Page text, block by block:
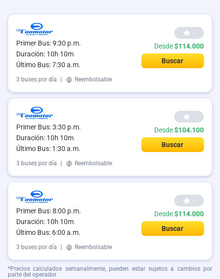
Primer Bus: 9:30 p.m.
Duración: 10h 10m
Último Bus: 7:30 a.m.
--
Desde$114.000
Buscar
3 buses por día Reembolsable
Primer Bus: 3:30 p.m.
Duración: 10h 10m
Último Bus: 1:30 a.m.
--
Desde$104.100
Buscar
3 buses por día Reembolsable
Primer Bus: 8:00 p.m.
Duración: 10h 10m
Último Bus: 6:00 a.m.
--
Desde$114.000
Buscar
3 buses por día Reembolsable
*Precios calculados semanalmente, pueden estar sujetos a cambios por
parte del operador